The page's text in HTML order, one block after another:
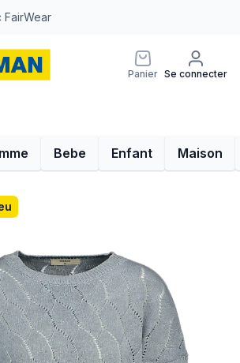
Panier Se connecter
Bebe Enfant Maison